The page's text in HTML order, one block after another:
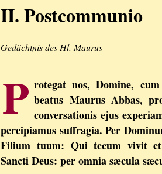
II. Postcommunio
Gedächtnis des Hl. Maurus
P rotegat nos, Domine,
beatus Maurus Abbas,
conversationis ejus
percipiamus suffragia. Per
Filium tuum: Qui tecum vivit
Sancti Deus: per omnia sæcula